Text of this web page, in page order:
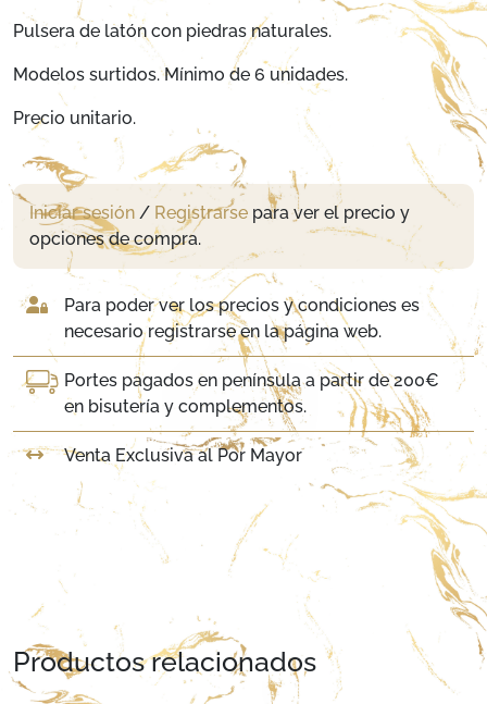
Pulsera de latón con piedras naturales.
Modelos surtidos. Mínimo de 6 unidades.
Precio unitario.
Iniciar sesión / Registrarse para ver el precio y
opciones de compra.
Para poder ver los precios y condiciones es
necesario registrarse en la página web.
Portes pagados en península a partir de 200€
en bisutería y complementos.
Venta Exclusiva al Por Mayor
Productos relacionados